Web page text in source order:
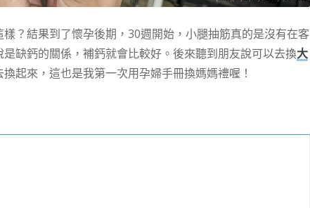
？結果到了懷孕後期，30週開始，小腿抽筋真的是沒有在客
缺鈣的關係，補鈣就會比較好。後來聽到朋友說可以去換大
換起來，這也是我第一次用孕婦手冊換媽媽禮喔！